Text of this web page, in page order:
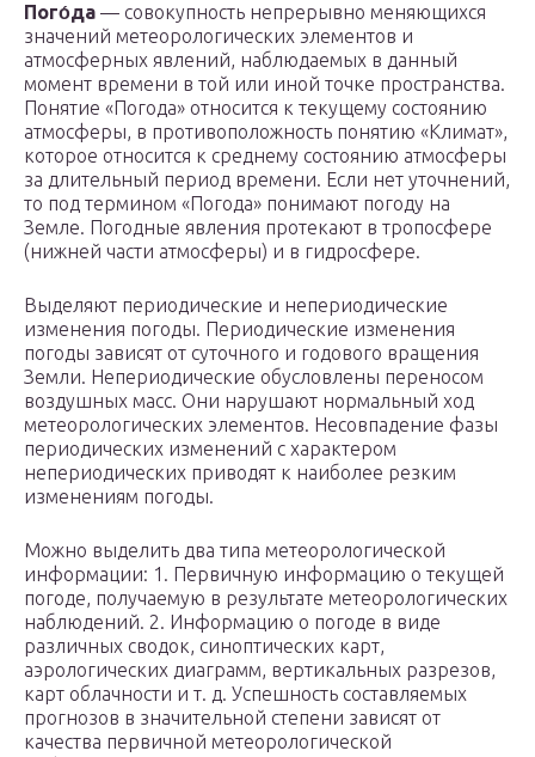
Пого́да — совокупность непрерывно меняющихся
значений метеорологических элементов и
атмосферных явлений, наблюдаемых в данный
момент времени в той или иной точке пространства.
Понятие «Погода» относится к текущему состоянию
атмосферы, в противоположность понятию «Климат»,
которое относится к среднему состоянию атмосферы
за длительный период времени. Если нет уточнений,
то под термином «Погода» понимают погоду на
Земле. Погодные явления протекают в тропосфере
(нижней части атмосферы) и в гидросфере.
Выделяют периодические и непериодические
изменения погоды. Периодические изменения
погоды зависят от суточного и годового вращения
Земли. Непериодические обусловлены переносом
воздушных масс. Они нарушают нормальный ход
метеорологических элементов. Несовпадение фазы
периодических изменений с характером
непериодических приводят к наиболее резким
изменениям погоды.
Можно выделить два типа метеорологической
информации: 1. Первичную информацию о текущей
погоде, получаемую в результате метеорологических
наблюдений. 2. Информацию о погоде в виде
различных сводок, синоптических карт,
аэрологических диаграмм, вертикальных разрезов,
карт облачности и т. д. Успешность составляемых
прогнозов в значительной степени зависят от
качества первичной метеорологической